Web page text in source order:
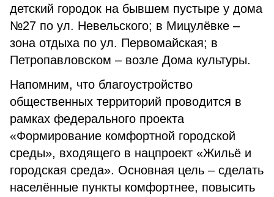
детский городок на бывшем пустыре у дома
№27 по ул. Невельского; в Мицулёвке –
зона отдыха по ул. Первомайская; в
Петропавловском – возле Дома культуры.
Напомним, что благоустройство
общественных территорий проводится в
рамках федерального проекта
«Формирование комфортной городской
среды», входящего в нацпроект «Жильё и
городская среда». Основная цель – сделать
населённые пункты комфортнее, повысить